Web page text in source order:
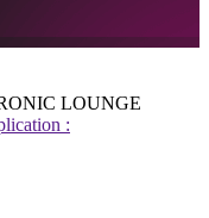
LOUNGE
: